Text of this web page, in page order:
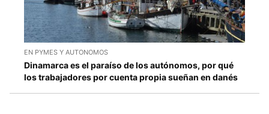
EN PYMES Y AUTONOMOS
Dinamarca es el paraíso de los autónomos, por qué
los trabajadores por cuenta propia sueñan en danés